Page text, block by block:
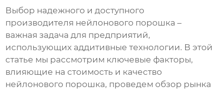
Выбор надежного и доступного
производителя нейлонового порошка –
важная задача для предприятий,
использующих аддитивные технологии. В этой
статье мы рассмотрим ключевые факторы,
влияющие на стоимость и качество
нейлонового порошка, проведем обзор рынка